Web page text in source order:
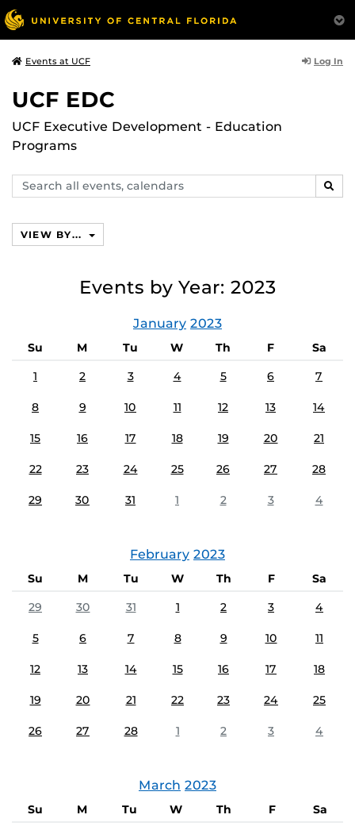
Events at UCF Log In
UCF EDC
UCF Executive Development - Education
Programs
Search
events,
VIEW BY...
Events by Year: 2023
January 2023
Su M Tu W Th F
Sa
1
2 3 4 5 6 7
8 9 10 11 12 13 14
15 16 17 18 19 20 21
22 23 24 25 26 27 28
29 30 31 1 2 3 4
February 2023
Su M Tu W Th F
Sa
29
30 31 1 2 3 4
5 6 7 8 9 10 11
12 13 14 15 16 17 18
19 20 21 22 23 24 25
26 27 28 1 2 3 4
March 2023
Su M Tu W Th F
Sa